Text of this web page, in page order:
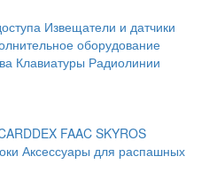
Извещатели и датчики
оборудование
Клавиатуры Радиолинии
FAAC SKYROS
Аксессуары для распашных